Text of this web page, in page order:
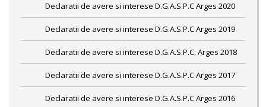
Declaratii de avere si interese D.G.A.S.P.C Arges 2020
Declaratii de avere si interese D.G.A.S.P.C Arges 2019
Declaratii de avere si interese D.G.A.S.P.C. Arges 2018
Declaratii de avere si interese D.G.A.S.P.C Arges 2017
Declaratii de avere si interese D.G.A.S.P.C Arges 2016